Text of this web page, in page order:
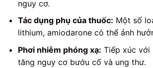
nguy cơ.
Tác dụng phụ của thuốc: Một số
lithium, amiodarone có thể ảnh
Phơi nhiễm phóng xạ: Tiếp xúc với
tăng nguy cơ bướu cổ và ung thư.